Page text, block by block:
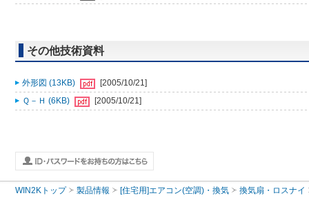
その他技術資料
外形図 (13KB)
[2005/10/21]
Ｑ－Ｈ (6KB)
[2005/10/21]
WIN2Kトップ 製品情報 [住宅用]エアコン(空調)・換気 換気扇・ロスナイ